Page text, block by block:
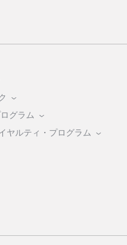
グラム
ヤルティ・プログラム